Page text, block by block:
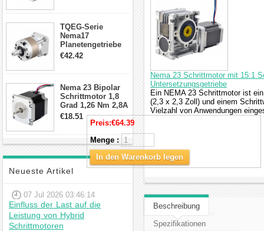
TQEG-Serie
Nema17
Planetengetriebe
10:1 Spiel 15Arc-
€42.42
Nema 23 Bipolar
Schrittmotor 1,8
Grad 1,26 Nm 2,8A
2,5V 4 Drähte
23hs22-2804s
Schrittmotor
€18.51
Neueste Artikel
07 Jul 2026 03:46:14
Einfluss der Last auf die
Leistung von Hybrid
Schrittmotoren
Nema 23 Schrittmotor mit 15:1
Untersetzungsgetriebe
Ein NEMA 23 Schrittmotor ist
(2,3 x 2,3 Zoll) und einem
Vielzahl von Anwendungen
Preis:€64.39
Menge :
In den Warenkorb legen
Beschreibung
Spezifikationen